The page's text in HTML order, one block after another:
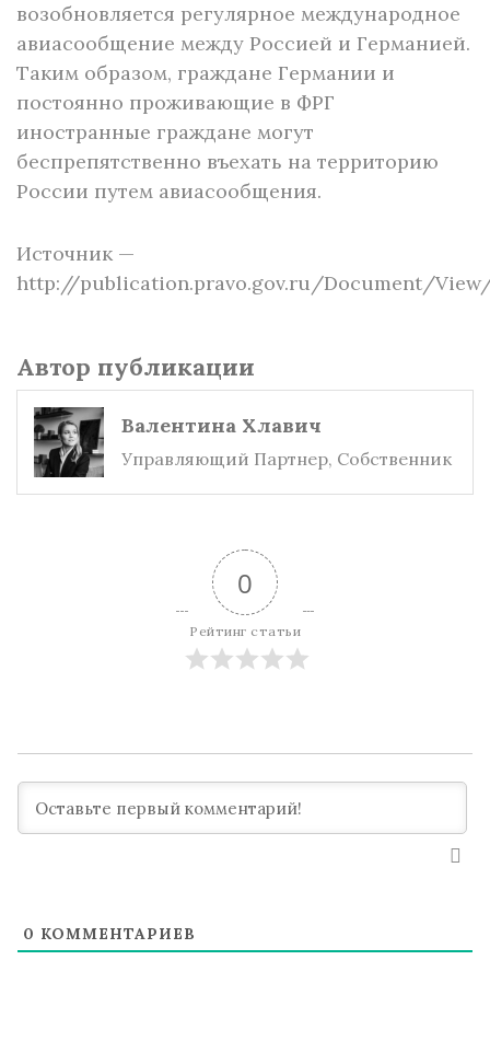
возобновляется регулярное международное
авиасообщение между Россией и Германией.
Таким образом, граждане Германии и
постоянно проживающие в ФРГ
иностранные граждане могут
беспрепятственно въехать на территорию
России путем авиасообщения.
Источник —
http://publication.pravo.gov.ru/Document/View/
Автор публикации
Валентина Хлавич
Управляющий Партнер, Собственник
0
Рейтинг статьи
0 КОММЕНТАРИЕВ